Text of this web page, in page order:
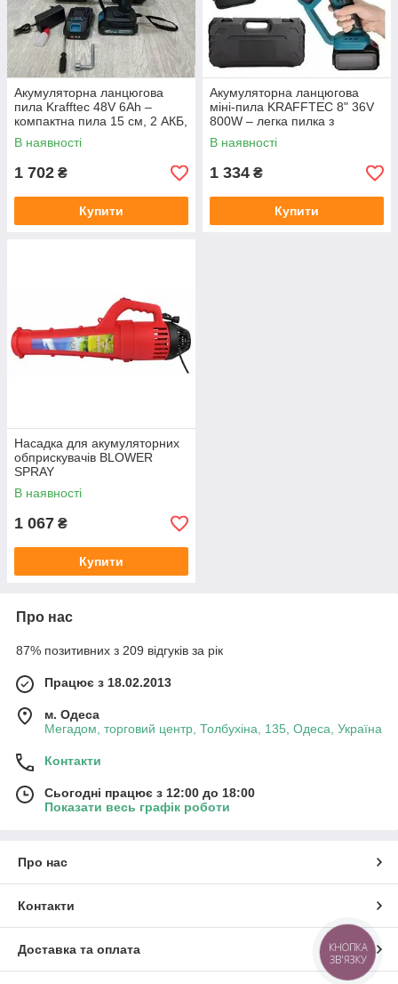
Акумуляторна ланцюгова
пила Krafftec 48V 6Ah –
компактна пила 15 см, 2 АКБ,
6000 об/хв, кейс
В наявності
1 702 ₴
Купити
Акумуляторна ланцюгова
міні-пила KRAFFTEC 8" 36V
800W – легка пилка з
автоматичним змащенням,
сад/будівництво
В наявності
1 334 ₴
Купити
Насадка для акумуляторних
обприскувачів BLOWER
SPRAY
В наявності
1 067 ₴
Купити
Про нас
87% позитивних з 209 відгуків за рік
Працює з 18.02.2013
м. Одеса
Мегадом, торговий центр, Толбухіна, 135, Одеса, Україна
Контакти
Сьогодні працює з 12:00 до 18:00
Показати весь графік роботи
Про нас
Контакти
Доставка та оплата
КНОПКА
ЗВ'ЯЗКУ